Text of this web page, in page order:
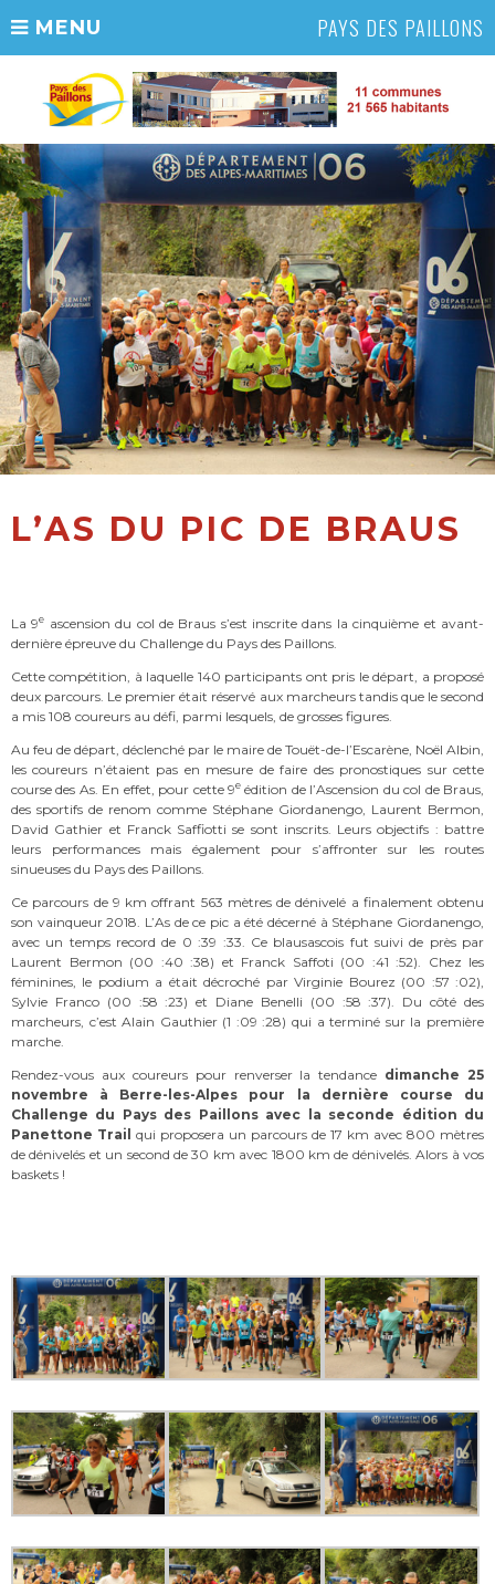
MENU PAYS DES PAILLONS
L’AS DU PIC DE BRAUS
La 9e ascension du col de Braus s’est inscrite dans la cinquième et avant-
dernière épreuve du Challenge du Pays des Paillons.
Cette compétition, à laquelle 140 participants ont pris le départ, a proposé
deux parcours. Le premier était réservé aux marcheurs tandis que le second
a mis 108 coureurs au défi, parmi lesquels, de grosses figures.
Au feu de départ, déclenché par le maire de Touët-de-l’Escarène, Noël Albin,
les coureurs n’étaient pas en mesure de faire des pronostiques sur cette
course des As. En effet, pour cette 9e édition de l’Ascension du col de Braus,
des sportifs de renom comme Stéphane Giordanengo, Laurent Bermon,
David Gathier et Franck Saffiotti se sont inscrits. Leurs objectifs : battre
leurs performances mais également pour s’affronter sur les routes
sinueuses du Pays des Paillons.
Ce parcours de 9 km offrant 563 mètres de dénivelé a finalement obtenu
son vainqueur 2018. L’As de ce pic a été décerné à Stéphane Giordanengo,
avec un temps record de 0 :39 :33. Ce blausascois fut suivi de près par
Laurent Bermon (00 :40 :38) et Franck Saffoti (00 :41 :52). Chez les
féminines, le podium a était décroché par Virginie Bourez (00 :57 :02),
Sylvie Franco (00 :58 :23) et Diane Benelli (00 :58 :37). Du côté des
marcheurs, c’est Alain Gauthier (1 :09 :28) qui a terminé sur la première
marche.
Rendez-vous aux coureurs pour renverser la tendance dimanche 25
novembre à Berre-les-Alpes pour la dernière course du
Challenge du Pays des Paillons avec la seconde édition du
Panettone Trail qui proposera un parcours de 17 km avec 800 mètres
de dénivelés et un second de 30 km avec 1800 km de dénivelés. Alors à vos
baskets !